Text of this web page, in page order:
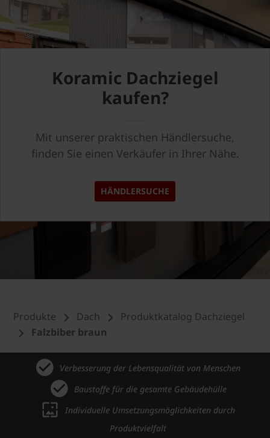
Koramic Dachziegel
kaufen?
Mit unserer praktischen Händlersuche,
finden Sie einen Verkäufer in Ihrer Nähe.
HÄNDLERSUCHE
Produkte Dach
Produktkatalog Dachziegel
Falzbiber braun
Verbesserung der Lebensqualität von Menschen
Baustoffe für die gesamte Gebäudehülle
Individuelle Umsetzungsmöglichkeiten durch
Produktvielfalt